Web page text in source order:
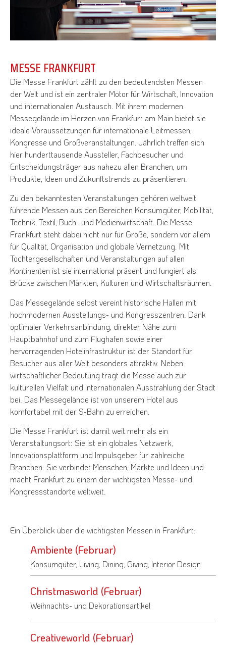
MESSE FRANKFURT
Die Messe Frankfurt zählt zu den bedeutendsten Messen
der Welt und ist ein zentraler Motor für Wirtschaft, Innovation
und internationalen Austausch. Mit ihrem modernen
Messegelände im Herzen von Frankfurt am Main bietet sie
ideale Voraussetzungen für internationale Leitmessen,
Kongresse und Großveranstaltungen. Jährlich treffen sich
hier hunderttausende Aussteller, Fachbesucher und
Entscheidungsträger aus nahezu allen Branchen, um
Produkte, Ideen und Zukunftstrends zu präsentieren.
Zu den bekanntesten Veranstaltungen gehören weltweit
führende Messen aus den Bereichen Konsumgüter, Mobilität,
Technik, Textil, Buch- und Medienwirtschaft. Die Messe
Frankfurt steht dabei nicht nur für Größe, sondern vor allem
für Qualität, Organisation und globale Vernetzung. Mit
Tochtergesellschaften und Veranstaltungen auf allen
Kontinenten ist sie international präsent und fungiert als
Brücke zwischen Märkten, Kulturen und Wirtschaftsräumen.
Das Messegelände selbst vereint historische Hallen mit
hochmodernen Ausstellungs- und Kongresszentren. Dank
optimaler Verkehrsanbindung, direkter Nähe zum
Hauptbahnhof und zum Flughafen sowie einer
hervorragenden Hotelinfrastruktur ist der Standort für
Besucher aus aller Welt besonders attraktiv. Neben
wirtschaftlicher Bedeutung trägt die Messe auch zur
kulturellen Vielfalt und internationalen Ausstrahlung der Stadt
bei. Das Messegelände ist von unserem Hotel aus
komfortabel mit der S-Bahn zu erreichen.
Die Messe Frankfurt ist damit weit mehr als ein
Veranstaltungsort: Sie ist ein globales Netzwerk,
Innovationsplattform und Impulsgeber für zahlreiche
Branchen. Sie verbindet Menschen, Märkte und Ideen und
macht Frankfurt zu einem der wichtigsten Messe- und
Kongressstandorte weltweit.
Ein Überblick über die wichtigsten Messen in Frankfurt:
Ambiente (Februar)
Konsumgüter, Living, Dining, Giving, Interior Design
Christmasworld (Februar)
Weihnachts- und Dekorationsartikel
Creativeworld (Februar)